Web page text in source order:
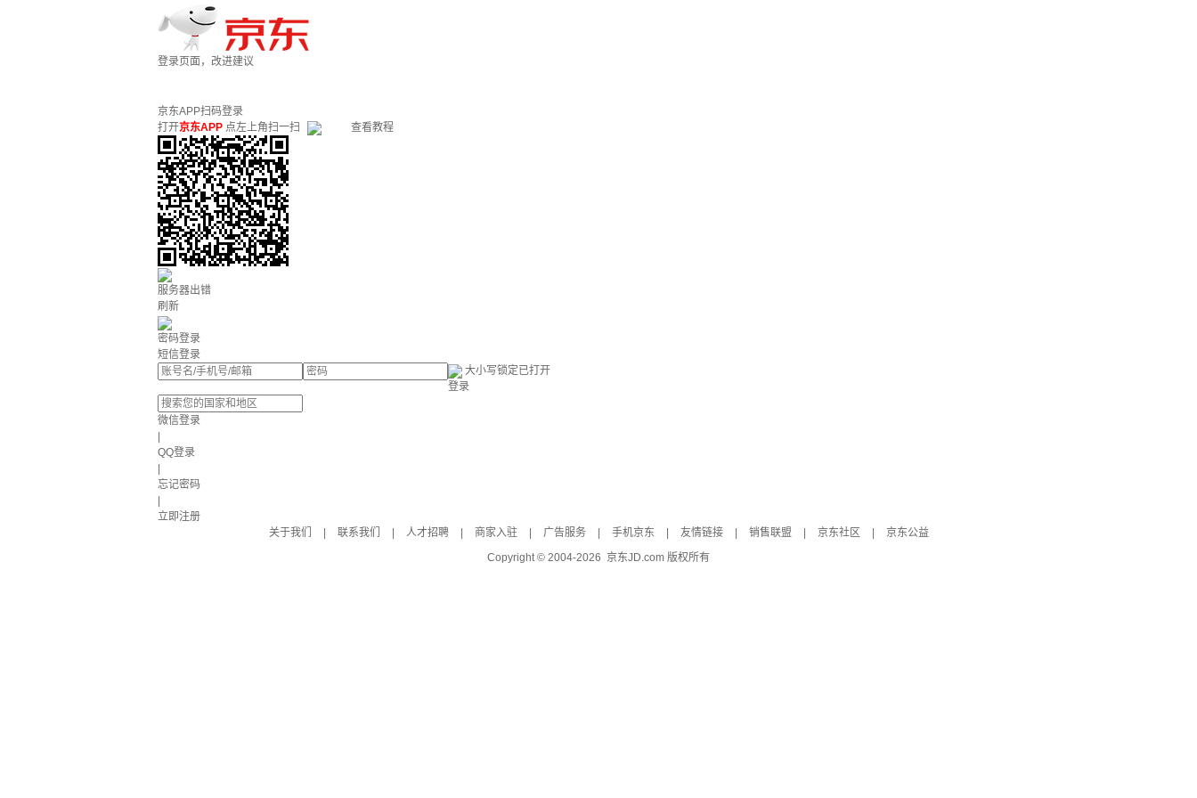
登录页面，改进建议
京东APP扫码登录
打开京东APP 点左上角扫一扫 查看教程
服务器出错
刷新
密码登录
短信登录
大小写锁定已打开
登录
微信登录
QQ登录
忘记密码
立即注册
关于我们
联系我们 人才招聘 商家入驻 广告服务 手机京东 友情链接 销售联盟 京东社区
京东公益
Copyright © 2004-2026 京东JD.com 版权所有